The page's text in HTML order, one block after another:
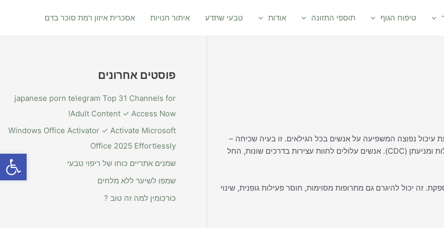
טיפוח הגוף תוספי התזונה אודות טבעי שתדע איתור חנויות אסכרית איזון רמת סוכר בדם
עיכול נפוצה המשפיעה על אנשים בכל הגילאים. זו בעיה שכיחה –
בארה״ב למשל היא משפיעה על כ-8% מהאנשים, על פי המרכז לבקרת מחלות ומניעתן (CDC). אנשים עלולים לחוות עצירות בדרכים שונות, החל
זה יכול להיגרם גם מתרופות מסוימות, חוסר פעילות גופנית, שינוי
פוסטים אחרונים
japanese porn telegram Top 31 Channels for
Adult Content ✓ Access Now!
Windows Office Activator ✓ Activate Microsoft
Office 2025 Effortlessly
שמנים אתריים כוחו של ריפוי טבעי
שמפו לשיער ללא מלחים
כורכומין למה זה טוב ?
פתח